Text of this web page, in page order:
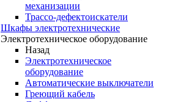
механизации
Трассо-дефектоискатели
Шкафы электротехнические
Электротехническое оборудование
Назад
Электротехническое
оборудование
Автоматические выключатели
Греющий кабель